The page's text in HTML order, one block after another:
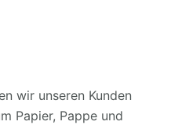
wir unseren Kunden
Papier, Pappe und